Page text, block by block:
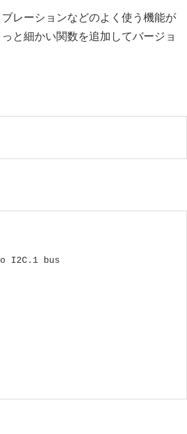
レーションなどのよく使う機能が
と細かい関数を追加してバージョ
I2C.1 bus